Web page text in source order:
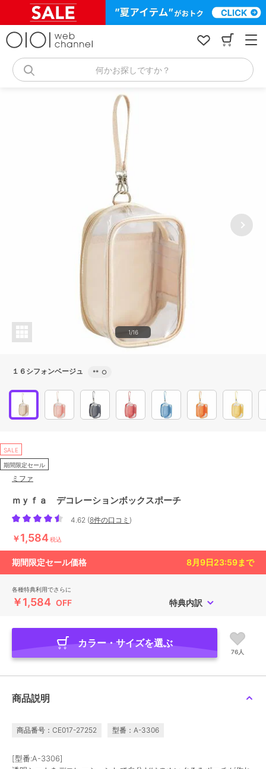
何かお探しですか？
1/16
１６シフォンベージュ ** ○
SALE
期間限定セール
ミファ
ｍｙｆａ デコレーションボックスポーチ
4.62 (8件の口コミ )
￥1,584 税込
期間限定セール価格 8月9日23:59まで
各種特典利用でさらに
￥1,584 OFF 特典内訳
カラー・サイズを選ぶ
76人
商品説明
商品番号：CE017-27252 型番：A-3306
[型番:A-3306]